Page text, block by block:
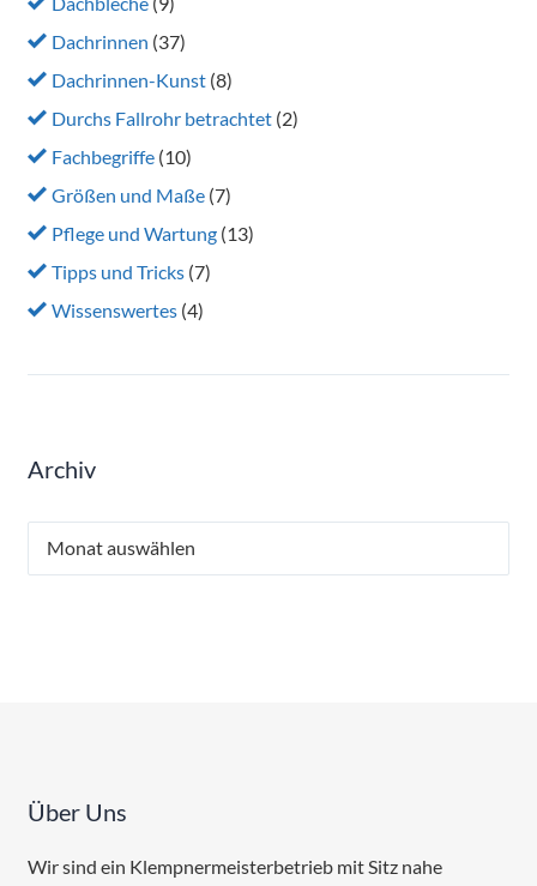
Dachrinnen (37)
Dachrinnen-Kunst (8)
Durchs Fallrohr betrachtet (2)
Fachbegriffe (10)
Größen und Maße (7)
Pflege und Wartung (13)
Tipps und Tricks (7)
Wissenswertes (4)
Archiv
Über Uns
Wir sind ein Klempnermeisterbetrieb mit Sitz nahe